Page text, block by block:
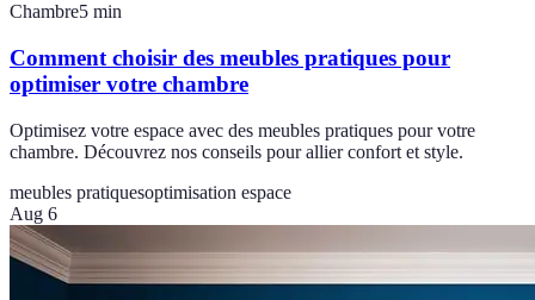
Chambre5 min
Comment choisir des meubles pratiques pour
optimiser votre chambre
Optimisez votre espace avec des meubles pratiques pour votre
chambre. Découvrez nos conseils pour allier confort et style.
meubles pratiquesoptimisation espace
Aug 6